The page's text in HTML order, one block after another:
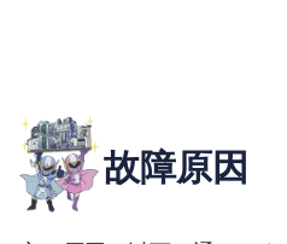
故障原因